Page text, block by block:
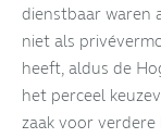
dienstbaar waren
niet als
heeft, aldus de
het perceel
zaak voor